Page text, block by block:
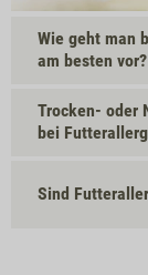
Wie geht man
am besten vor?
Trocken- oder
bei
Sind